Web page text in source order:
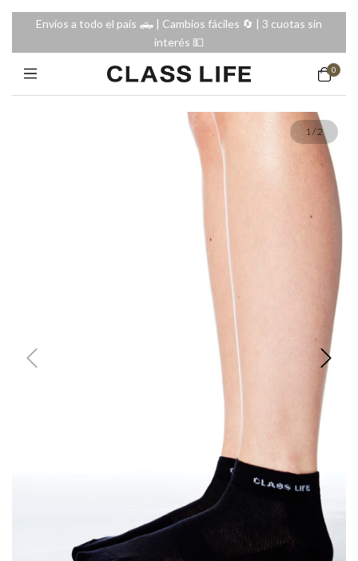
Envíos a todo el país 🛻 | Cambios fáciles 🔄️ | 3 cuotas sin
interés 💵
0
1/2